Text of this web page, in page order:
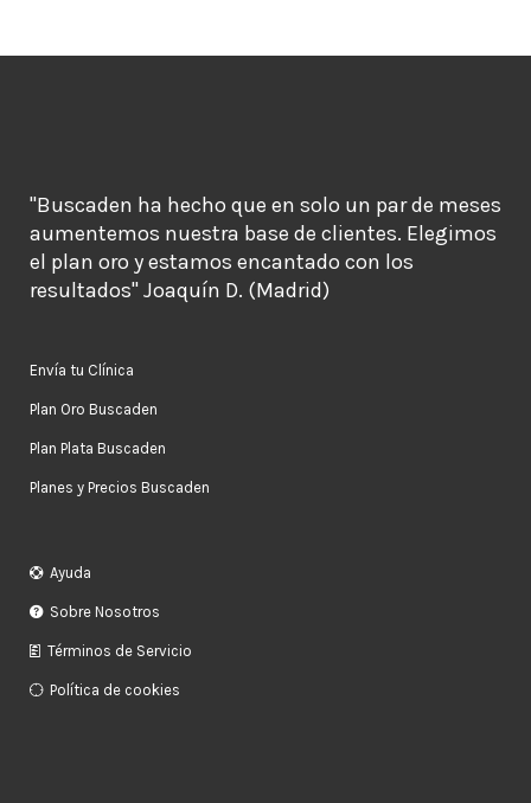
"Buscaden ha hecho que en solo un par de meses
aumentemos nuestra base de clientes. Elegimos
el plan oro y estamos encantado con los
resultados" Joaquín D. (Madrid)
Envía tu Clínica
Plan Oro Buscaden
Plan Plata Buscaden
Planes y Precios Buscaden
Ayuda
Sobre Nosotros
Términos de Servicio
Política de cookies